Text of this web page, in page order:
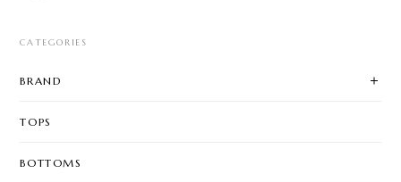
CATEGORIES
BRAND
TOPS
BOTTOMS